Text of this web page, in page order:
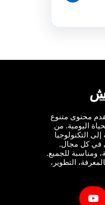
متنوع
من
كل مجال.
للجميع.
التطوير،